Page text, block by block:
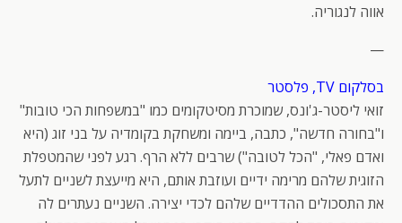
אווה לנגוריה.
—
בסלקום TV, פלסטר
זואי ליסטר-ג'ונס, שמוכרת מסיטקומים כמו "במשפחות הכי טובות"
ו"בחורה חדשה", כתבה, ביימה ומשחקת בקומדיה על בני זוג (היא
ואדם פאלי, "הכל לטובה") שרבים ללא הרף. רגע לפני שהמטפלת
הזוגית שלהם מרימה ידיים ועוזבת אותם, היא מייעצת לשניים לתעל
את התסכולים ההדדיים שלהם לכדי יצירה. השניים נעתרים לה